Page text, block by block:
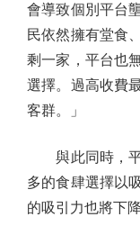
會導致個別平台
民依然擁有堂食
剩一家，平台也
選擇。過高收費
客群。」
與此同時，平
多的食肆選擇以
的吸引力也將下降